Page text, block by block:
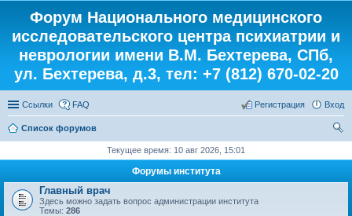
Форум Национального медицинского
исследовательского центра психиатрии и
неврологии имени В.М. Бехтерева, СПб,
ул. Бехтерева, д.3, тел: +7 (812) 670-02-20
Ссылки FAQ Вход
Регистрация
Список форумов
Текущее время: 10 авг 2026, 15:01
Форумы института
Главный врач
Здесь можно задать вопрос администрации института
Темы: 286